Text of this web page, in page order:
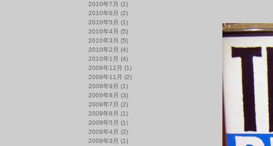
2010年7月 (1)
2010年6月 (2)
2010年5月 (1)
2010年4月 (5)
2010年3月 (5)
2010年2月 (4)
2010年1月 (4)
2009年12月 (1)
2009年11月 (2)
2009年9月 (1)
2009年8月 (3)
2009年7月 (2)
2009年6月 (1)
2009年5月 (1)
2009年4月 (2)
2009年3月 (1)